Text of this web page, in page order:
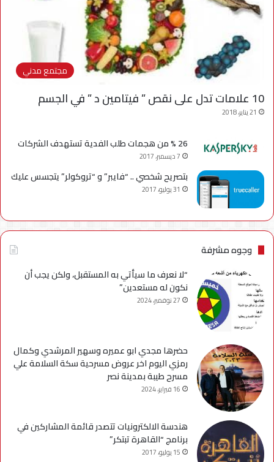
مجتمع مدني
10 علامات تدل على نقص ” فيتامين د ” في الجسم
21 يناير، 2018
26 % من هجمات طلب الفدية تستهدف الشركات
7 ديسمبر، 2017
بتصريح شخصي .. “فايبر” و “تروكولر” يتجسس عليك
31 يوليو، 2017
وجوه مشرفة
“لا نعرف ما سيأتي به المستقبل، ولكن يجب أن
نكون له مستعدين”
27 نوفمبر، 2024
حضرها مجدي ابو عميره وسهير المرشدي وكمال
رمزي اليوم اخر عروض مسرحية سكة السلامة علي
مسرح طيبة بمدينة نصر
16 فبراير، 2024
هندسة الالكترونيات تتصدر قائمة المشاركين في
برنامج “القاهرة تبتكر”
15 يوليو، 2017